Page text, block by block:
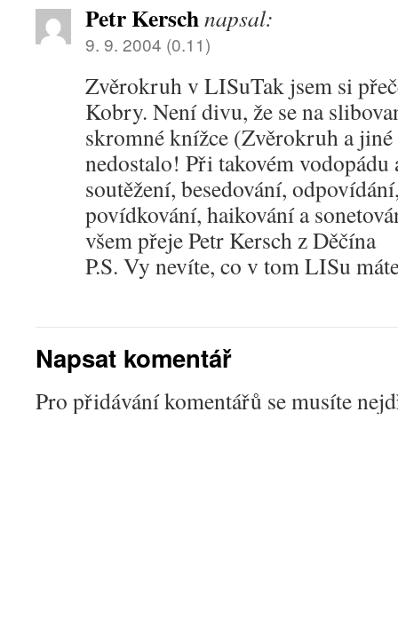
Petr Kerschnapsal:
9. 9. 2004 (0.11)
Zvěrokruh v LISuTak jsem si
Kobry. Není divu, že se na
skromné knížce (Zvěrokruh a
nedostalo! Při takovém
soutěžení, besedování,
povídkování, haikování a
všem přeje Petr Kersch z Děčína
P.S. Vy nevíte, co v tom LISu
Napsat komentář
Pro přidávání komentářů se musíte